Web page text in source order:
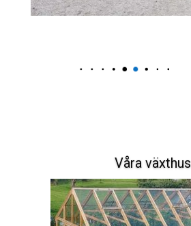
Våra växthus